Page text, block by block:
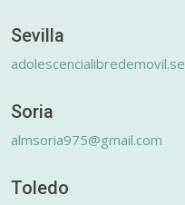
Sevilla
Soria
almsoria975@gmail.com
Toledo